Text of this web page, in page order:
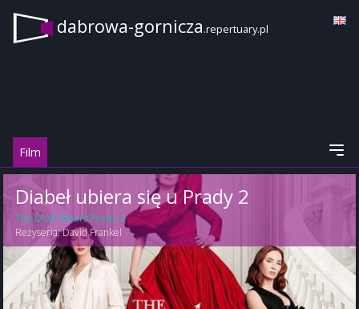
dabrowa-gornicza.repertuary.pl
Film
Diabeł ubiera się u Prady 2
The Devil Wears Prada 2
Reżyseria:David Frankel